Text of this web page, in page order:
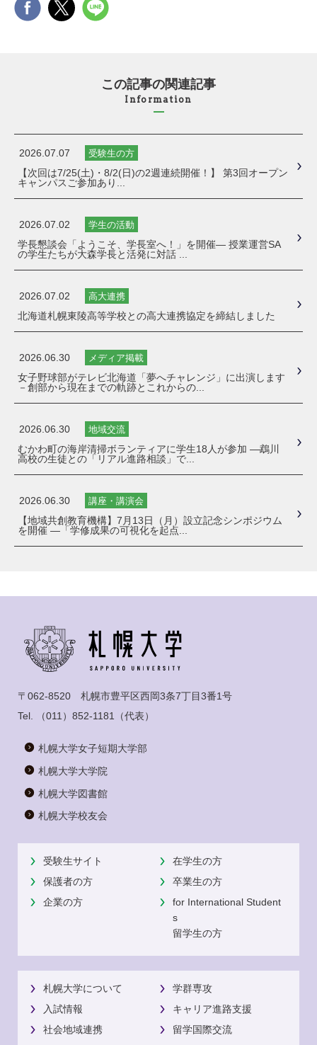
この記事の関連記事
Information
2026.07.07 受験生の方
【次回は7/25(土)・8/2(日)の2週連続開催！】 第3回オープン
キャンパスご参加あり...
2026.07.02 学生の活動
学長懇談会「ようこそ、学長室へ！」を開催― 授業運営SA
の学生たちが大森学長と活発に対話 ...
2026.07.02 高大連携
北海道札幌東陵高等学校との高大連携協定を締結しました
2026.06.30 メディア掲載
女子野球部がテレビ北海道「夢へチャレンジ」に出演します
－創部から現在までの軌跡とこれからの...
2026.06.30 地域交流
むかわ町の海岸清掃ボランティアに学生18人が参加 ―鵡川
高校の生徒との「リアル進路相談」で...
2026.06.30 講座・講演会
【地域共創教育機構】7月13日（月）設立記念シンポジウム
を開催 ―「学修成果の可視化を起点...
〒062-8520 札幌市豊平区西岡3条7丁目3番1号
Tel.
（011）852-1181 （代表）
札幌大学女子短期大学部
札幌大学大学院
札幌大学図書館
札幌大学校友会
受験生サイト
在学生の方
保護者の方
卒業生の方
企業の方
for International Student
s
留学生の方
札幌大学について
学群専攻
入試情報
キャリア進路支援
社会地域連携
留学国際交流